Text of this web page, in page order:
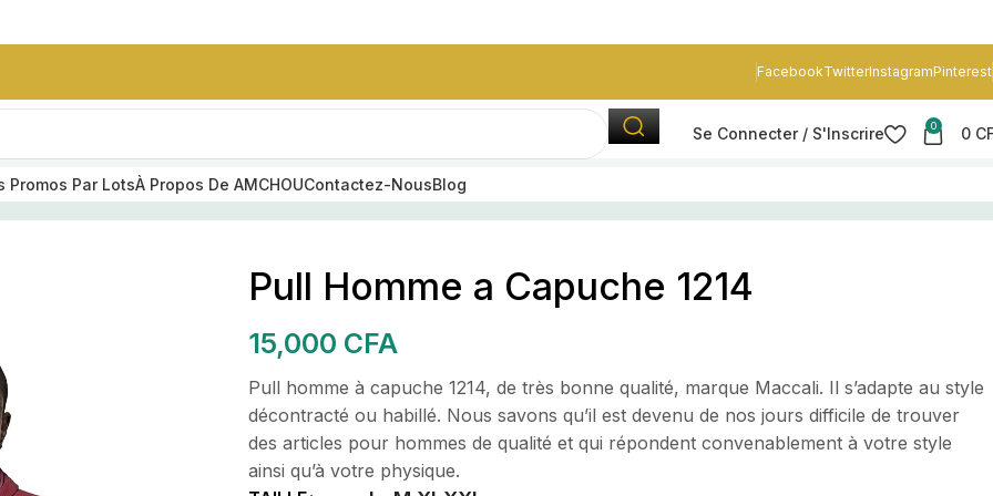
FacebookTwitterInstagramPinterest
Se Connecter / S'Inscrire 0 0
Homme Sans
Capuche
25,000CFA
ceinture en cuir
Promos Par LotsÀ Propos De AMCHOUContactez-NousBlog
a Capuche 1214
Pull Homme a Capuche 1214
15,000 CFA
Pull homme à capuche 1214, de très bonne qualité, marque Maccali. Il s’adapte au style
décontracté ou habillé. Nous savons qu’il est devenu de nos jours difficile de trouver
des articles pour hommes de qualité et qui répondent convenablement à votre style
ainsi qu’à votre physique.